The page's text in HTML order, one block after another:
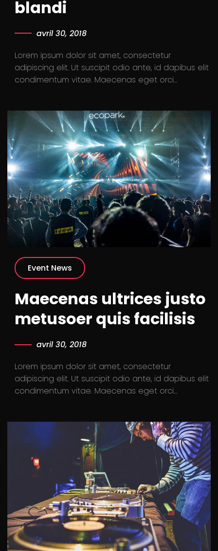
blandi
avril 30, 2018
Lorem ipsum dolor sit amet, consectetur
adipiscing elit. Ut suscipit odio ante, id dapibus elit
condimentum vitae. Maecenas eget orci…
Event News
Maecenas ultrices justo
metusoer quis facilisis
avril 30, 2018
Lorem ipsum dolor sit amet, consectetur
adipiscing elit. Ut suscipit odio ante, id dapibus elit
condimentum vitae. Maecenas eget orci…